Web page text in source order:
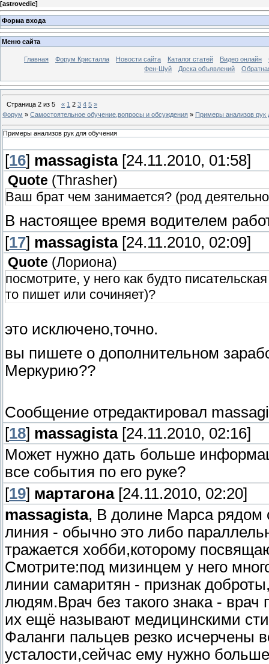
[astrovedic]
Форма входа
Меню сайта
Главная Форум Кристалла Новости сайта Каталог статей Видео онлайн
Фен-Шуй
Доска объявлений
Страница 2 из 5 « 1 2 3 4 5 »
Форум » Самостоятельное обучение,вопросы и обсуждения » Примеры анализов рук
Примеры анализов рук для обучения
[16] massagista[24.11.2010, 01:58]
Quote (Thrasher)
Ваш брат чем занимается? (род
В настоящее время водителем
[17] massagista[24.11.2010, 02:09]
Quote (Лориона)
посмотрите, у него как будто
то пишет или сочиняет)?
это исключено,точно.
вы пишете о дополнительном
Меркурию??
Сообщение отредактировал
[18] massagista[24.11.2010, 02:16]
Может нужно дать больше
все события по его руке?
[19] мартагона[24.11.2010, 02:20]
massagista, В долине Марса рядом
линия - обычно это либо
тражается хобби,которому
Смотрите:под мизинцем у него
линии самаритян - признак
людям.Врач без такого знака -
их ещё называют медицинскими
Фаланги пальцев резко исчерчены
усталости,сейчас ему нужно